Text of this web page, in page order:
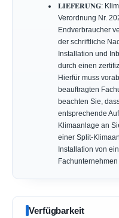
𝐋𝐈𝐄𝐅𝐄𝐑𝐔𝐍𝐆:
Verordnung Nr.
Endverbraucher
der schriftliche
Installation und
durch einen
Hierfür muss
beauftragten
beachten Sie,
entsprechende
Klimaanlage an
einer Split-
Installation von
Verfügbarkeit